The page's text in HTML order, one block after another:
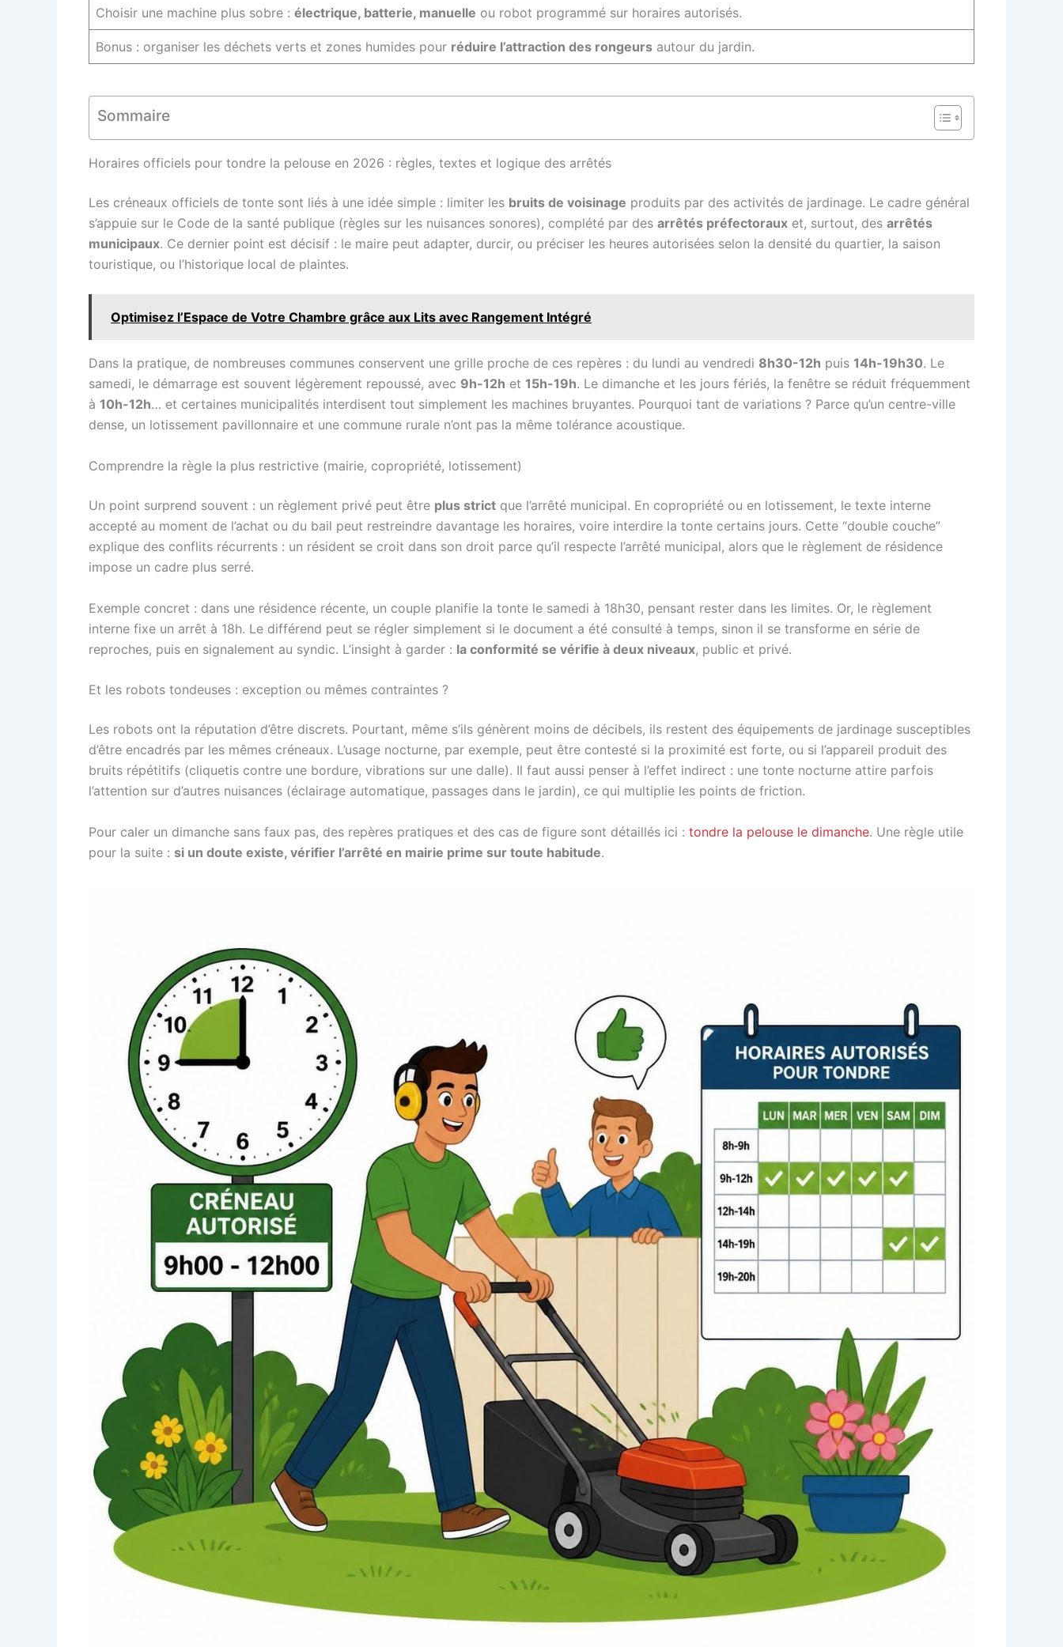
Choisir une machine plus sobre : électrique, batterie, manuelle ou robot programmé sur horaires autorisés.
Bonus : organiser les déchets verts et zones humides pour réduire l’attraction des rongeurs autour du jardin.
Sommaire
Horaires officiels pour tondre la pelouse en 2026 : règles, textes et logique des arrêtés
Les créneaux officiels de tonte sont liés à une idée simple : limiter les bruits de voisinage produits par des activités de jardinage. Le cadre général
s’appuie sur le Code de la santé publique (règles sur les nuisances sonores), complété par des arrêtés préfectoraux et, surtout, des arrêtés
municipaux. Ce dernier point est décisif : le maire peut adapter, durcir, ou préciser les heures autorisées selon la densité du quartier, la saison
touristique, ou l’historique local de plaintes.
Optimisez l’Espace de Votre Chambre grâce aux Lits avec Rangement Intégré
Dans la pratique, de nombreuses communes conservent une grille proche de ces repères : du lundi au vendredi 8h30-12h puis 14h-19h30. Le
samedi, le démarrage est souvent légèrement repoussé, avec 9h-12h et 15h-19h. Le dimanche et les jours fériés, la fenêtre se réduit fréquemment
à 10h-12h… et certaines municipalités interdisent tout simplement les machines bruyantes. Pourquoi tant de variations ? Parce qu’un centre-ville
dense, un lotissement pavillonnaire et une commune rurale n’ont pas la même tolérance acoustique.
Comprendre la règle la plus restrictive (mairie, copropriété, lotissement)
Un point surprend souvent : un règlement privé peut être plus strict que l’arrêté municipal. En copropriété ou en lotissement, le texte interne
accepté au moment de l’achat ou du bail peut restreindre davantage les horaires, voire interdire la tonte certains jours. Cette “double couche”
explique des conflits récurrents : un résident se croit dans son droit parce qu’il respecte l’arrêté municipal, alors que le règlement de résidence
impose un cadre plus serré.
Exemple concret : dans une résidence récente, un couple planifie la tonte le samedi à 18h30, pensant rester dans les limites. Or, le règlement
interne fixe un arrêt à 18h. Le différend peut se régler simplement si le document a été consulté à temps, sinon il se transforme en série de
reproches, puis en signalement au syndic. L’insight à garder : la conformité se vérifie à deux niveaux, public et privé.
Et les robots tondeuses : exception ou mêmes contraintes ?
Les robots ont la réputation d’être discrets. Pourtant, même s’ils génèrent moins de décibels, ils restent des équipements de jardinage susceptibles
d’être encadrés par les mêmes créneaux. L’usage nocturne, par exemple, peut être contesté si la proximité est forte, ou si l’appareil produit des
bruits répétitifs (cliquetis contre une bordure, vibrations sur une dalle). Il faut aussi penser à l’effet indirect : une tonte nocturne attire parfois
l’attention sur d’autres nuisances (éclairage automatique, passages dans le jardin), ce qui multiplie les points de friction.
Pour caler un dimanche sans faux pas, des repères pratiques et des cas de figure sont détaillés ici : tondre la pelouse le dimanche. Une règle utile
pour la suite : si un doute existe, vérifier l’arrêté en mairie prime sur toute habitude.